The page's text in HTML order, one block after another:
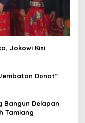
Jokowi Kini
Donat”
Bangun Delapan
Tamiang